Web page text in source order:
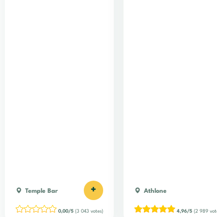
Temple Bar +
0,00/5 (3 043 votes)
Athlone
4,96/5 (2 989